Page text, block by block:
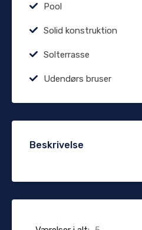
Pool
Solid konstruktion
Solterrasse
Udendørs bruser
Beskrivelse